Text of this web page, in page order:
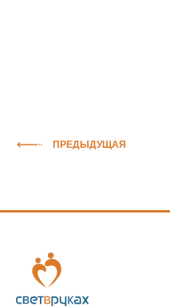
ПРЕДЫДУЩАЯ